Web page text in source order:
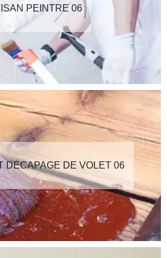
PEINTRE 06
DÉCAPAGE DE VOLET 06